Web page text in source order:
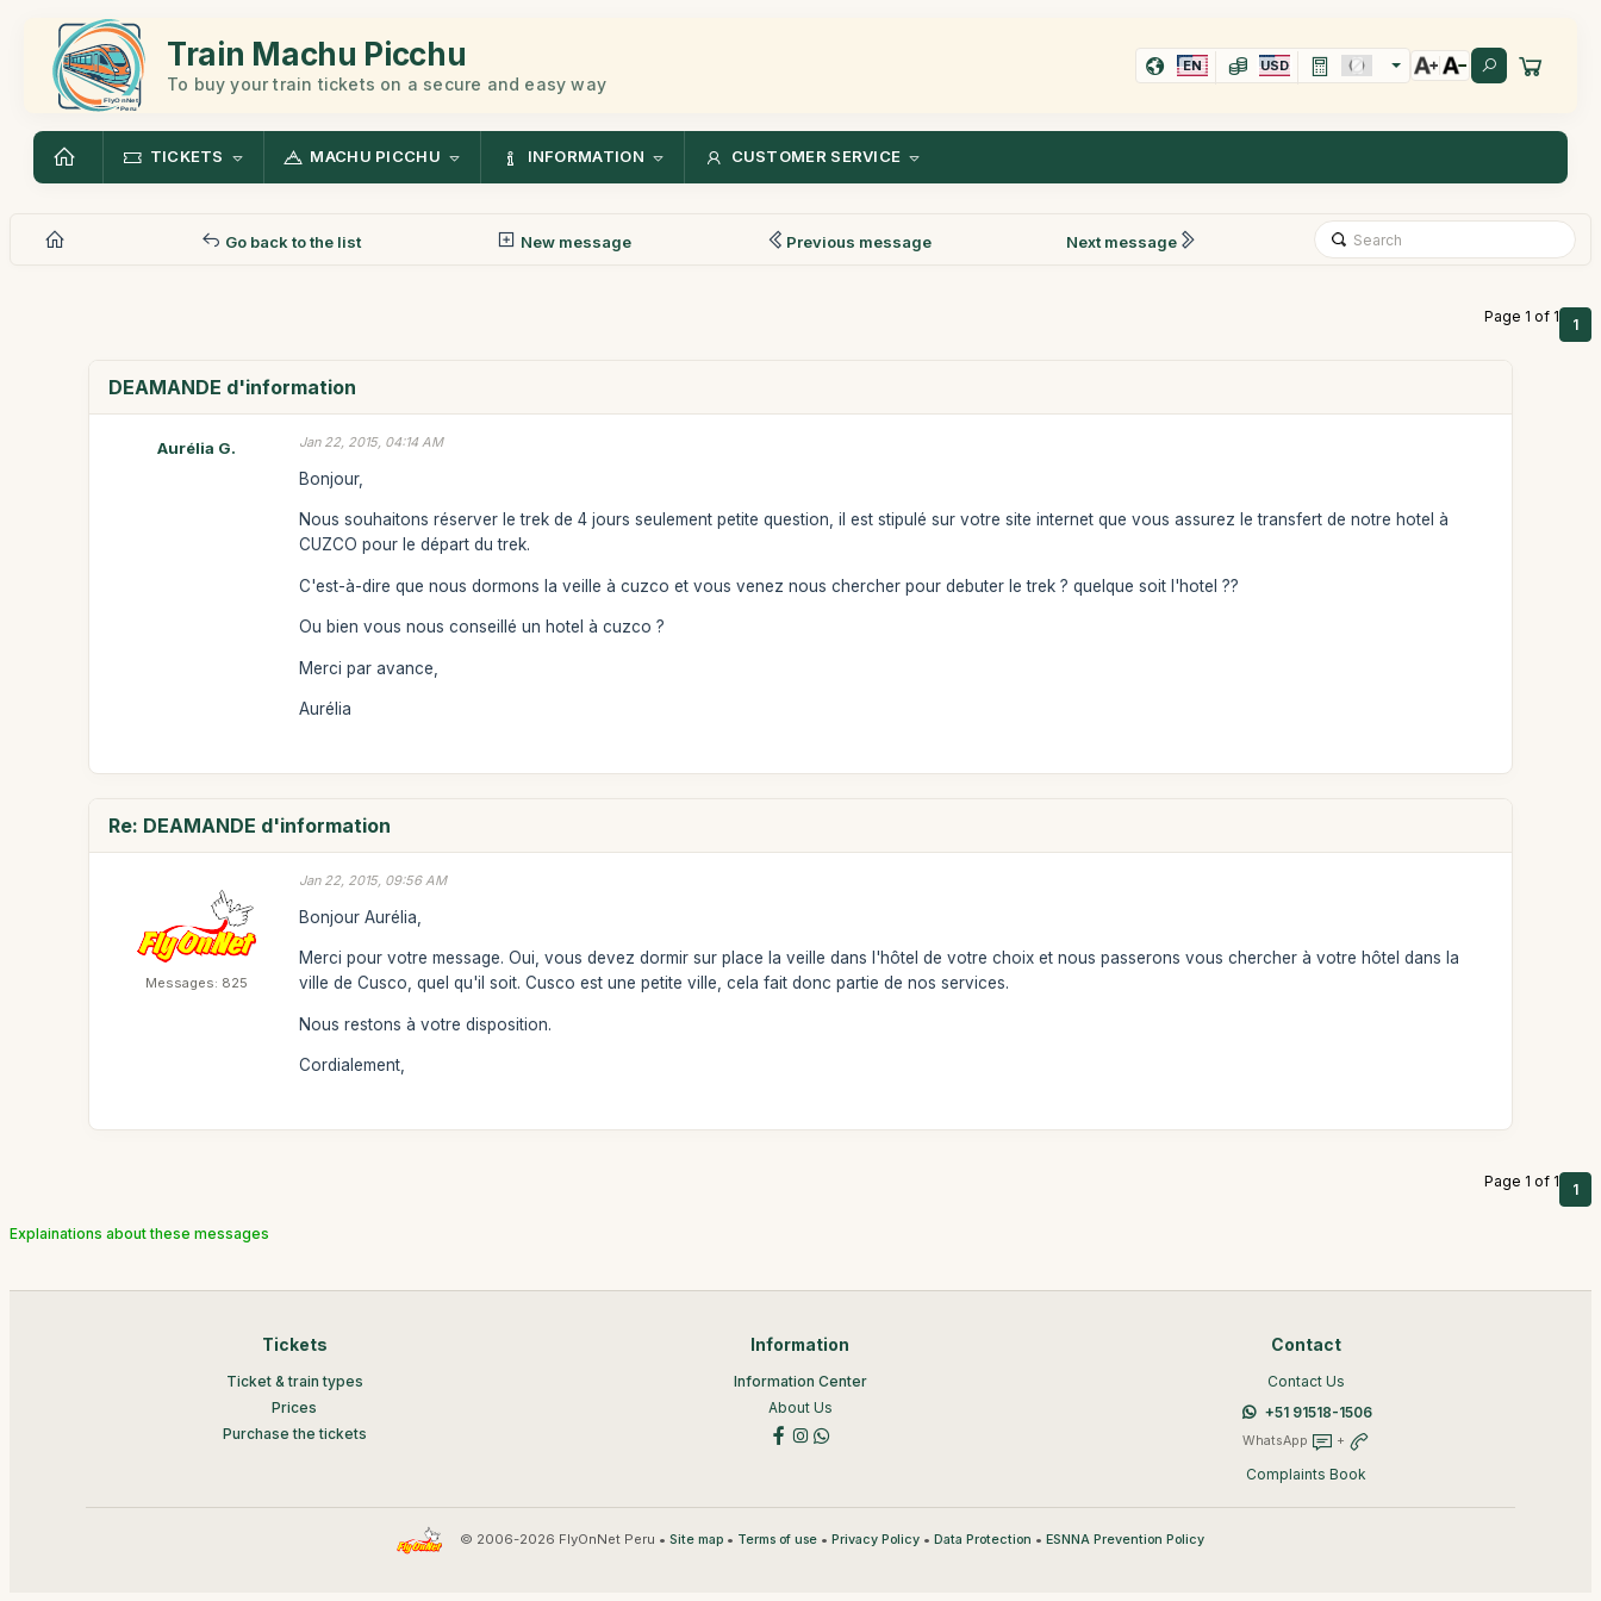
Train Machu Picchu
To buy your train tickets on a secure and easy way
EN USD
TICKETS MACHU PICCHU INFORMATION CUSTOMER SERVICE
Go back to the list New message Previous message Next message
Page 1 of 1 1
DEAMANDE d'information
Aurélia G. Jan 22, 2015, 04:14 AM
Bonjour,
Nous souhaitons réserver le trek de 4 jours seulement petite question, il est stipulé sur votre site internet que vous assurez le transfert de notre hotel à
CUZCO pour le départ du trek.
C'est-à-dire que nous dormons la veille à cuzco et vous venez nous chercher pour debuter le trek ? quelque soit l'hotel ??
Ou bien vous nous conseillé un hotel à cuzco ?
Merci par avance,
Aurélia
Re: DEAMANDE d'information
Messages: 825
Jan 22, 2015, 09:56 AM
Bonjour Aurélia,
Merci pour votre message. Oui, vous devez dormir sur place la veille dans l'hôtel de votre choix et nous passerons vous chercher à votre hôtel dans la
ville de Cusco, quel qu'il soit. Cusco est une petite ville, cela fait donc partie de nos services.
Nous restons à votre disposition.
Cordialement,
Page 1 of 1 1
Explainations about these messages
Tickets
Ticket & train types
Prices
Purchase the tickets
Information
Information Center
About Us
Contact
Contact Us
+51 91518-1506
WhatsApp +
Complaints Book
© 2006-2026 FlyOnNet Peru • Site map• Terms of use• Privacy Policy• Data Protection • ESNNA Prevention Policy